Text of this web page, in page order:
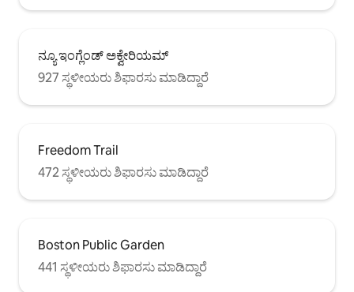
ನ್ಯೂ ಇಂಗ್ಲೆಂಡ್ ಅಕ್ವೇರಿಯಮ್
927 ಸ್ಥಳೀಯರು ಶಿಫಾರಸು ಮಾಡಿದ್ದಾರೆ
Freedom Trail
472 ಸ್ಥಳೀಯರು ಶಿಫಾರಸು ಮಾಡಿದ್ದಾರೆ
Boston Public Garden
441 ಸ್ಥಳೀಯರು ಶಿಫಾರಸು ಮಾಡಿದ್ದಾರೆ